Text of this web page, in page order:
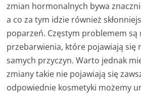
zmian hormonalnych bywa
a co za tym idzie również
poparzeń. Częstym problemem są
przebarwienia, które pojawiają się
samych przyczyn. Warto jednak
zmiany takie nie pojawiają się
odpowiednie kosmetyki możemy